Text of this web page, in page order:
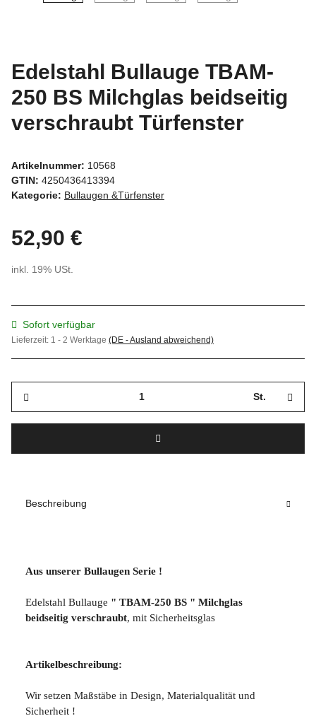
Edelstahl Bullauge TBAM-
250 BS Milchglas beidseitig
verschraubt Türfenster
Artikelnummer: 10568
GTIN: 4250436413394
Kategorie: Bullaugen &Türfenster
52,90 €
inkl. 19% USt.
Sofort verfügbar
Lieferzeit: 1 - 2 Werktage (DE - Ausland abweichend)
St.
Beschreibung
Aus unserer Bullaugen Serie !
Edelstahl Bullauge " TBAM-250 BS " Milchglas
beidseitig verschraubt, mit Sicherheitsglas
Artikelbeschreibung:
Wir setzen Maßstäbe in Design, Materialqualität und
Sicherheit !